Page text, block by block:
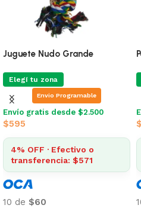
Juguete Nudo Grande
Elegí tu zona
Envio Programable
Envío gratis desde $2.500
$595
4% OFF · Efectivo o
transferencia: $571
10 de $60
$